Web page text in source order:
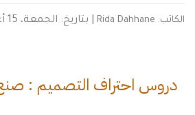
الكاتب: Rida Dahhane بتاريخ: الجمعة، 15 أغسطس 2014
دروس احتراف التصميم :